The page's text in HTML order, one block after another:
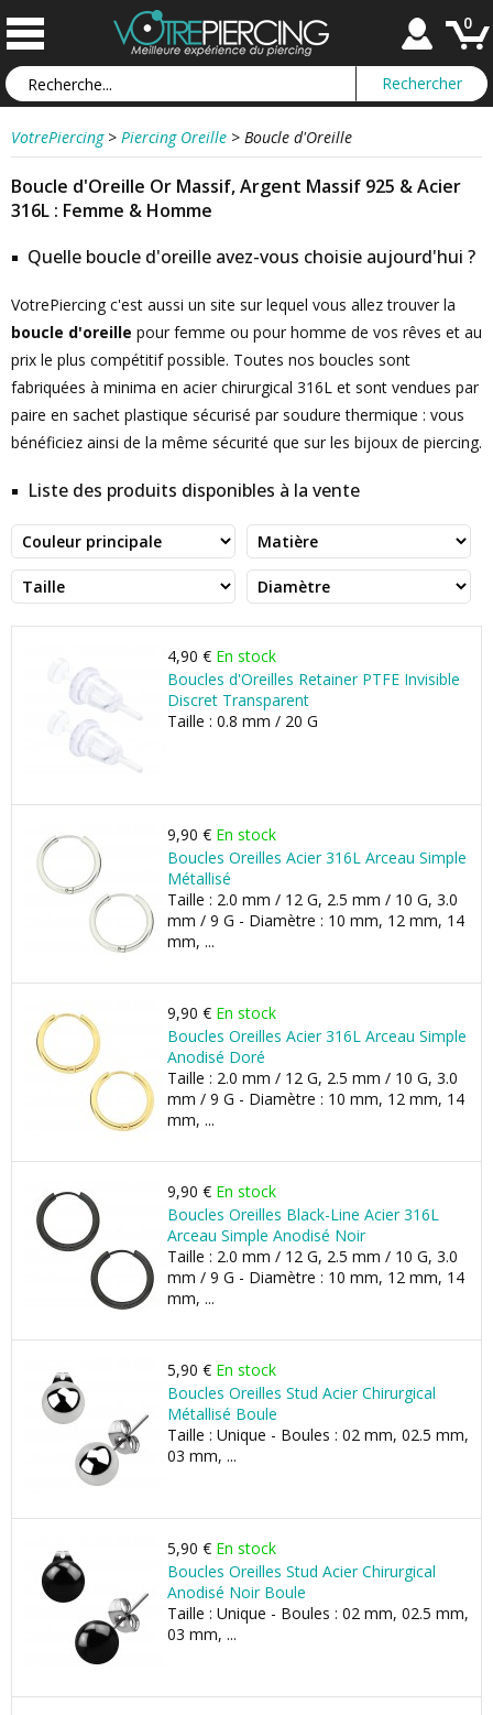
0
VotrePiercing > Piercing Oreille > Boucle d'Oreille
Boucle d'Oreille Or Massif, Argent Massif 925 & Acier
316L : Femme & Homme
Quelle boucle d'oreille avez-vous choisie aujourd'hui ?
VotrePiercing c'est aussi un site sur lequel vous allez trouver la
boucle d'oreille pour femme ou pour homme de vos rêves et au
prix le plus compétitif possible. Toutes nos boucles sont
fabriquées à minima en acier chirurgical 316L et sont vendues par
paire en sachet plastique sécurisé par soudure thermique : vous
bénéficiez ainsi de la même sécurité que sur les bijoux de piercing.
Liste des produits disponibles à la vente
4,90 € En stock
Boucles d'Oreilles Retainer PTFE Invisible
Discret Transparent
Taille : 0.8 mm / 20 G
9,90 € En stock
Boucles Oreilles Acier 316L Arceau Simple
Métallisé
Taille : 2.0 mm / 12 G, 2.5 mm / 10 G, 3.0
mm / 9 G - Diamètre : 10 mm, 12 mm, 14
mm, ...
9,90 € En stock
Boucles Oreilles Acier 316L Arceau Simple
Anodisé Doré
Taille : 2.0 mm / 12 G, 2.5 mm / 10 G, 3.0
mm / 9 G - Diamètre : 10 mm, 12 mm, 14
mm, ...
9,90 € En stock
Boucles Oreilles Black-Line Acier 316L
Arceau Simple Anodisé Noir
Taille : 2.0 mm / 12 G, 2.5 mm / 10 G, 3.0
mm / 9 G - Diamètre : 10 mm, 12 mm, 14
mm, ...
5,90 € En stock
Boucles Oreilles Stud Acier Chirurgical
Métallisé Boule
Taille : Unique - Boules : 02 mm, 02.5 mm,
03 mm, ...
5,90 € En stock
Boucles Oreilles Stud Acier Chirurgical
Anodisé Noir Boule
Taille : Unique - Boules : 02 mm, 02.5 mm,
03 mm, ...